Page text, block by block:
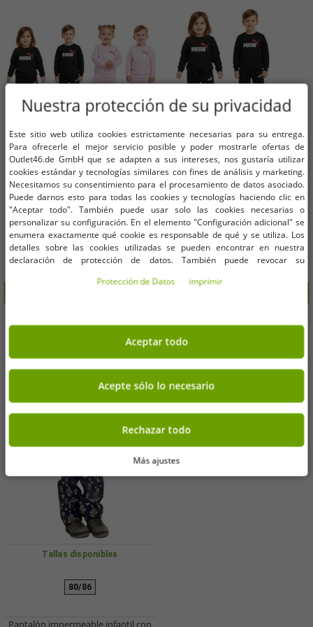
Tallas disponibles
68 74 80
Chándal PUMA para niños y niñas,
cómodo conjunto de 2 piezas:
sudadera, jersey de cuello redondo
y algodón 627915 en negro o rosa
Tallas disponibles
74
Cómodo conjunto deportivo PUMA
para niños y niñas, conjunto de 2
piezas: chándal, jersey de cuello
redondo, algodón 627915 01 negro
-83%
Tallas disponibles
80/86
Pantalón impermeable infantil con
Nuestra protección de su privacidad
Este sitio web utiliza cookies estrictamente necesarias para su entrega.
Para ofrecerle el mejor servicio posible y poder mostrarle ofertas de
Outlet46.de GmbH que se adapten a sus intereses, nos gustaría utilizar
cookies estándar y tecnologías similares con fines de análisis y marketing.
Necesitamos su consentimiento para el procesamiento de datos asociado.
Puede darnos esto para todas las cookies y tecnologías haciendo clic en
"Aceptar todo". También puede usar solo las cookies necesarias o
personalizar su configuración. En el elemento "Configuración adicional" se
enumera exactamente qué cookie es responsable de qué y se utiliza. Los
detalles sobre las cookies utilizadas se pueden encontrar en nuestra
declaración de protección de datos. También puede revocar su
encontrar en la impresión.Protección de Datos imprimir
Aceptar todo
Acepte sólo lo necesario
Rechazar todo
Más ajustes